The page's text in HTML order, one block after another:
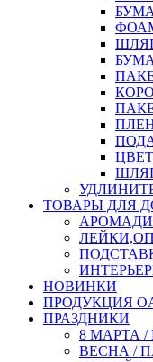
ТОВАРЫ ДЛЯ
НОВИНКИ
ПРОДУКЦИЯ
ПРАЗДНИКИ
8 МАРТА
ВЕСНА /